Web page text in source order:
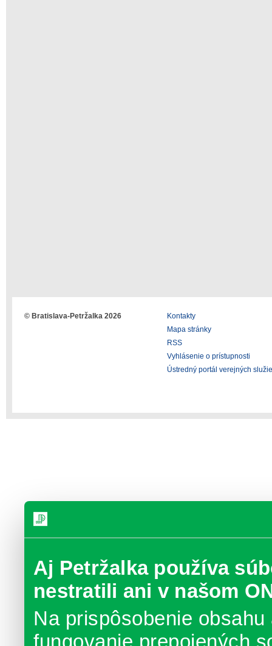
Aj Petržalka používa
nestratili ani v našom
Na prispôsobenie
© Bratislava-Petržalka 2026
Kontakty
Mapa stránky
RSS
Vyhlásenie o prístupnosti
Ústredný portál verejných